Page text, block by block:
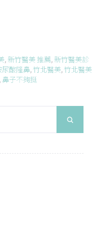
, 新竹醫美 推薦, 新竹醫美診
尿酸隆鼻,竹北醫美,竹北醫美
, 鼻子不夠挺